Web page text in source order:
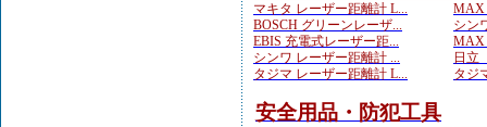
マキタ レーザー距離計 L...
BOSCH グリーンレーザ...
EBIS 充電式レーザー距...
シンワ レーザー距離計 ...
タジマ レーザー距離計 L...
シン
MAX
日
タジ
安全用品・防犯工具